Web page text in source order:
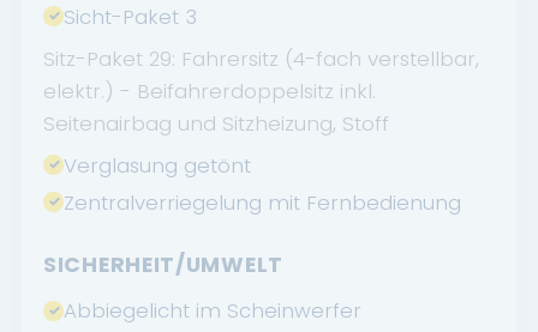
Sicht-Paket 3
Sitz-Paket 29: Fahrersitz (4-fach verstellbar,
elektr.) - Beifahrerdoppelsitz inkl.
Seitenairbag und Sitzheizung, Stoff
Verglasung getönt
Zentralverriegelung mit Fernbedienung
SICHERHEIT/UMWELT
Abbiegelicht im Scheinwerfer